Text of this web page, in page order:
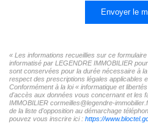
Envoyer le
« Les informations recueillies sur ce
informatisé par LEGENDRE IMMOBILIER
sont conservées pour la durée nécessaire à
respect des prescriptions légales applicables
Conformément à la loi « informatique et
d'accès aux données vous concernant et les
IMMOBILIER cormeilles@legendre-
de la liste d'opposition au démarchage
pouvez vous inscrire ici : https://